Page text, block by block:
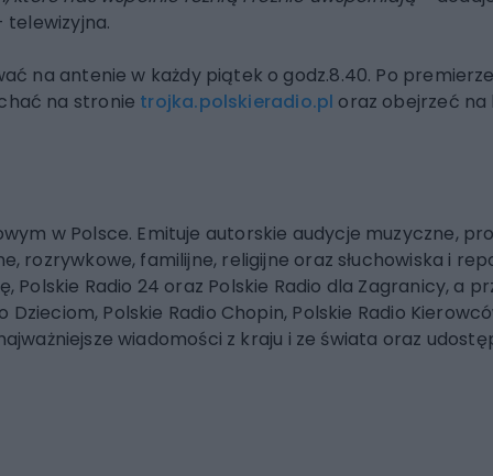
telewizyjna.
na antenie w każdy piątek o godz.8.40. Po
na stronie trojka.polskieradio.pl oraz obejrzeć na
w Polsce. Emituje autorskie audycje muzyczne,
rozrywkowe, familijne, religijne oraz słuchowiska i
Radio 24 oraz Polskie Radio dla Zagranicy, a
Polskie Radio Chopin, Polskie Radio
wiadomości z kraju i ze świata oraz